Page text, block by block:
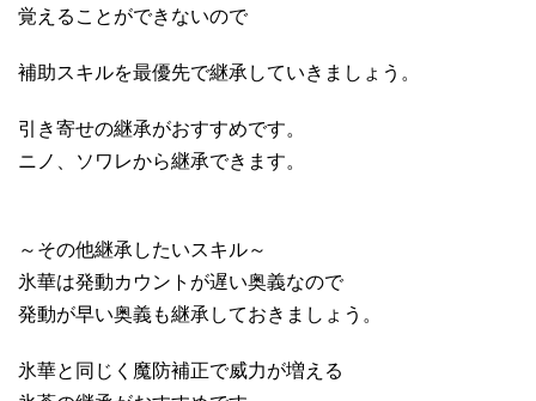
覚えることができないので
補助スキルを最優先で継承していきましょう。
引き寄せの継承がおすすめです。
ニノ、ソワレから継承できます。
～その他継承したいスキル～
氷華は発動カウントが遅い奥義なので
発動が早い奥義も継承しておきましょう。
氷華と同じく魔防補正で威力が増える